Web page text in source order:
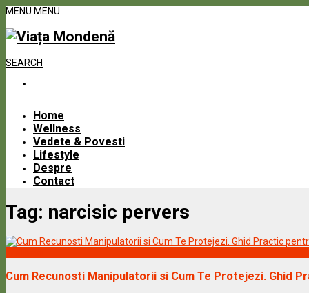
MENU MENU
SEARCH
Home
Wellness
Vedete & Povesti
Lifestyle
Despre
Contact
Tag: narcisic pervers
Cum Recunosti Manipulatorii si Cum Te Protejezi. Ghid